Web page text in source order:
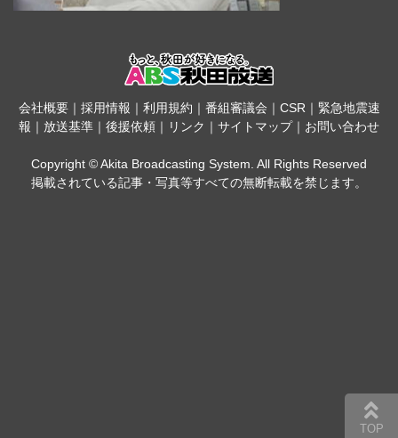
会社概要｜ 採用情報 ｜ 利用規約 ｜ 番組審議会 ｜ CSR｜ 緊急地震速
報 ｜ 放送基準 ｜ 後援依頼 ｜ リンク ｜ サイトマップ｜ お問い合わせ
Copyright © Akita Broadcasting System. All Rights Reserved
掲載されている記事・写真等すべての無断転載を禁じます。